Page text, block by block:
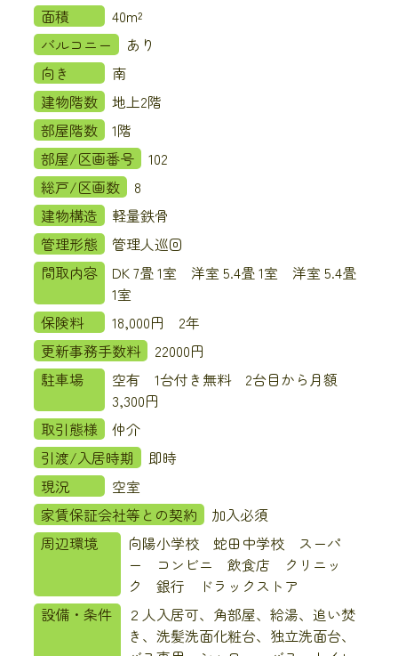
面積
40m²
バルコニー
あり
向き
南
建物階数
地上2階
部屋階数
1階
部屋/区画番号
102
総戸/区画数
8
建物構造
軽量鉄骨
管理形態
管理人巡回
間取内容
DK 7畳 1室 洋室 5.4畳 1室 洋室 5.4畳
1室
保険料
18,000円 2年
更新事務手数料
22000円
駐車場
空有 1台付き無料 2台目から月額
3,300円
取引態様
仲介
引渡/入居時期
即時
現況
空室
家賃保証会社等との契約
加入必須
周辺環境
向陽小学校 蛇田中学校 スーパ
ー コンビニ 飲食店 クリニッ
ク 銀行 ドラックストア
設備・条件
２人入居可、角部屋、給湯、追い焚
き、洗髪洗面化粧台、独立洗面台、